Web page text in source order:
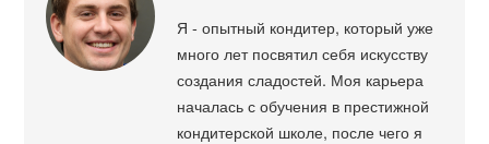
Я - опытный кондитер, который уже
много лет посвятил себя искусству
создания сладостей. Моя карьера
началась с обучения в престижной
кондитерской школе, после чего я